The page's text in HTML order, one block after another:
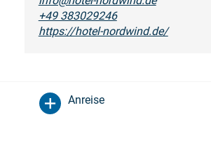
+49 383029246
https://hotel-nordwind.de/
Anreise